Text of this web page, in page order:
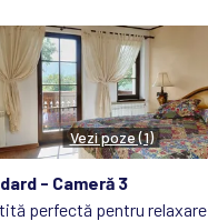
Vezi poze (1)
- Cameră 3
perfectă pentru relaxare